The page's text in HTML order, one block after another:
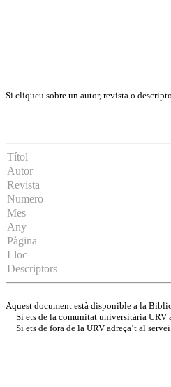
Si cliqueu sobre un autor, revista o
Títol
Autor
Revista
Numero
Mes
Any
Pàgina
Lloc
Descriptors
Aquest document està disponible a la
Si ets de la comunitat universitària URV
Si ets de fora de la URV adreça’t al